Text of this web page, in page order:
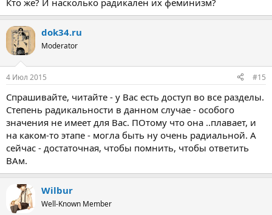
Кто же? И насколько радикален их феминизм?
dok34.ru
Moderator
4 Июл 2015 #15
Спрашивайте, читайте - у Вас есть доступ во все разделы.
Степень радикальности в данном случае - особого
значения не имеет для Вас. ПОтому что она ..плавает, и
на каком-то этапе - могла быть ну очень радиальной. А
сейчас - достаточная, чтобы помнить, чтобы ответить
ВАм.
Wilbur
Well-Known Member